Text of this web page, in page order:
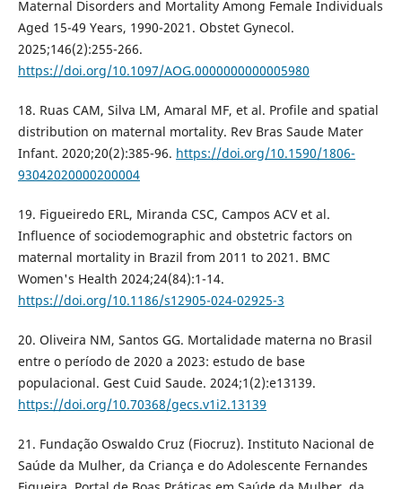
Maternal Disorders and Mortality Among Female Individuals
Aged 15-49 Years, 1990-2021. Obstet Gynecol.
2025;146(2):255-266.
https://doi.org/10.1097/AOG.0000000000005980
18. Ruas CAM, Silva LM, Amaral MF, et al. Profile and spatial
distribution on maternal mortality. Rev Bras Saude Mater
Infant. 2020;20(2):385-96. https://doi.org/10.1590/1806-
93042020000200004
19. Figueiredo ERL, Miranda CSC, Campos ACV et al.
Influence of sociodemographic and obstetric factors on
maternal mortality in Brazil from 2011 to 2021. BMC
Women's Health 2024;24(84):1-14.
https://doi.org/10.1186/s12905-024-02925-3
20. Oliveira NM, Santos GG. Mortalidade materna no Brasil
entre o período de 2020 a 2023: estudo de base
populacional. Gest Cuid Saude. 2024;1(2):e13139.
https://doi.org/10.70368/gecs.v1i2.13139
21. Fundação Oswaldo Cruz (Fiocruz). Instituto Nacional de
Saúde da Mulher, da Criança e do Adolescente Fernandes